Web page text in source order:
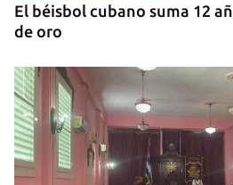
El béisbol cubano suma 12
de oro